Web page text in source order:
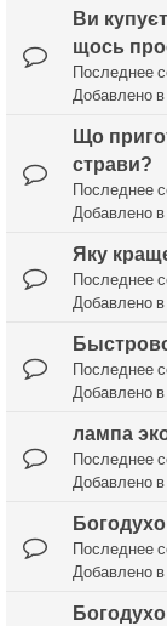
Ви
щось
Последнее
Добавлено
Що
страви?
Последнее
Добавлено
Яку
Последнее
Добавлено
Последнее
Добавлено
лампа
Последнее
Добавлено
Последнее
Добавлено